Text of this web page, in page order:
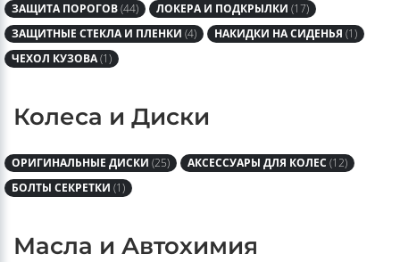
ЗАЩИТНЫЕ СТЕКЛА И ПЛЕНКИ(4) НАКИДКИ НА СИДЕНЬЯ
ЧЕХОЛ КУЗОВА(1)
ОРИГИНАЛЬНЫЕ ДИСКИ
БОЛТЫ СЕКРЕТКИ(1)
АВТОХИМИЯ(25) АВТОЖИДКОСТИ(1)